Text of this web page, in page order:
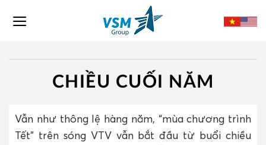
CHIỀU CUỐI NĂM
Vẫn như thông lệ hàng năm, “mùa chương trình
Tết” trên sóng VTV vẫn bắt đầu từ buổi chiều